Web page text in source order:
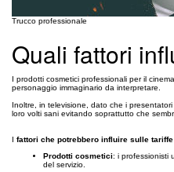
Trucco professionale
Quali fattori
I prodotti cosmetici professionali per il
personaggio immaginario da interpretare.
Inoltre, in televisione, dato che i
loro volti sani evitando soprattutto che
I fattori che potrebbero influire sulle tariffe
Prodotti cosmetici: i professionisti
del servizio.